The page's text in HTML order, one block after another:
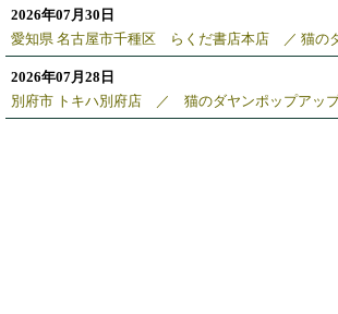
2026年07月30日
愛知県 名古屋市千種区 らくだ書店本店 ／ 猫の
2026年07月28日
別府市 トキハ別府店 ／ 猫のダヤンポップアッ